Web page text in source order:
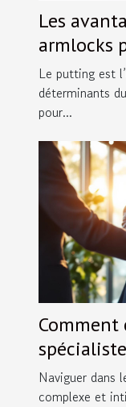
Les
armlocks
accrue
Le putting est
déterminants
pour...
besoins
Naviguer dans
complexe et